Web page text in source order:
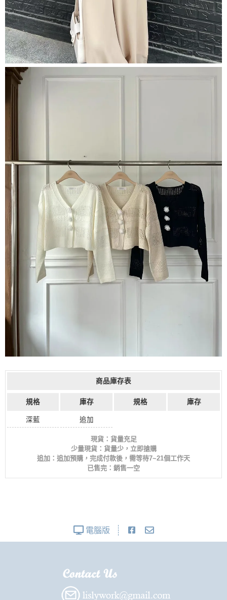
商品庫存表
規格 庫存 規格 庫存
深藍 追加
現貨：貨量充足
少量現貨：貨量少，立即搶購
追加：追加預購，完成付款後，需等待7~21個工作天
已售完：銷售一空
電腦版